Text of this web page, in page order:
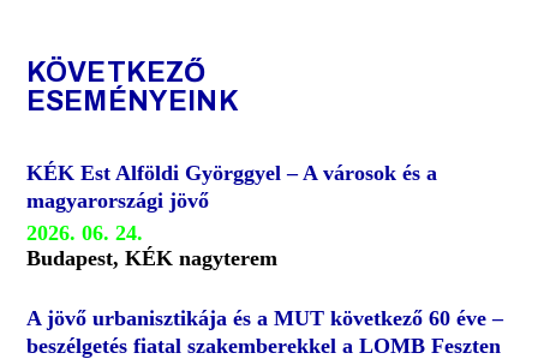
KÖVETKEZŐ
ESEMÉNYEINK
KÉK Est Alföldi Györggyel – A városok és a
magyarországi jövő
2026. 06. 24.
Budapest, KÉK nagyterem
A jövő urbanisztikája és a MUT következő 60 éve –
beszélgetés fiatal szakemberekkel a LOMB Feszten